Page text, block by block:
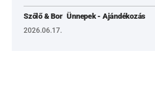
Szőlő & Bor Ünnepek - Ajándékozás
2026.06.17.